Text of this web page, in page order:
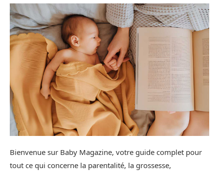
Bienvenue sur Baby Magazine, votre guide complet pour
tout ce qui concerne la parentalité, la grossesse,